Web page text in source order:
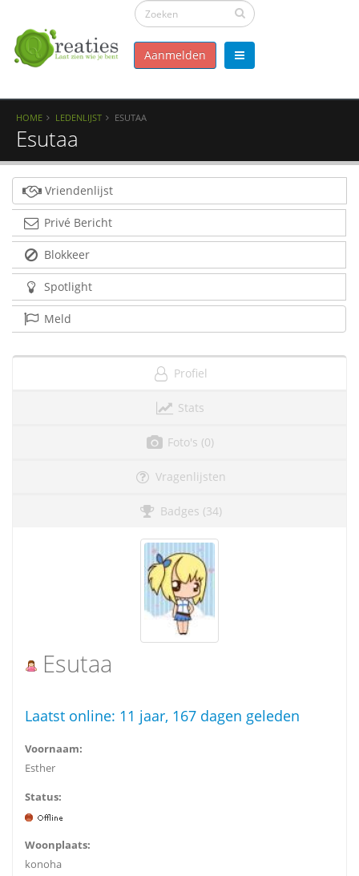
Aanmelden
HOME LEDENLIJST ESUTAA
Esutaa
Vriendenlijst
Privé Bericht
Blokkeer
Spotlight
Meld
Profiel
Stats
Foto's (0)
Vragenlijsten
Badges (34)
Esutaa
Laatst online: 11 jaar, 167 dagen geleden
Voornaam:
Esther
Status:
Woonplaats:
konoha